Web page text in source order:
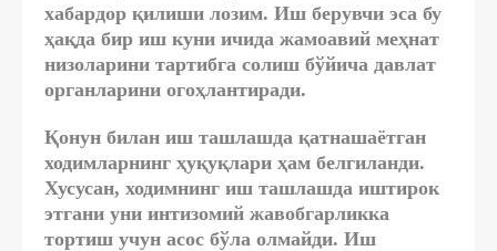
хабардор қилиши лозим. Иш берувчи эса бу
ҳақда бир иш куни ичида жамоавий меҳнат
низоларини тартибга солиш бўйича давлат
органларини огоҳлантиради.
Қонун билан иш ташлашда қатнашаётган
ходимларнинг ҳуқуқлари ҳам белгиланди.
Хусусан, ходимнинг иш ташлашда иштирок
этгани уни интизомий жавобгарликка
тортиш учун асос бўла олмайди. Иш